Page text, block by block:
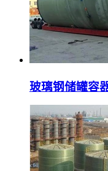
玻璃钢储罐容